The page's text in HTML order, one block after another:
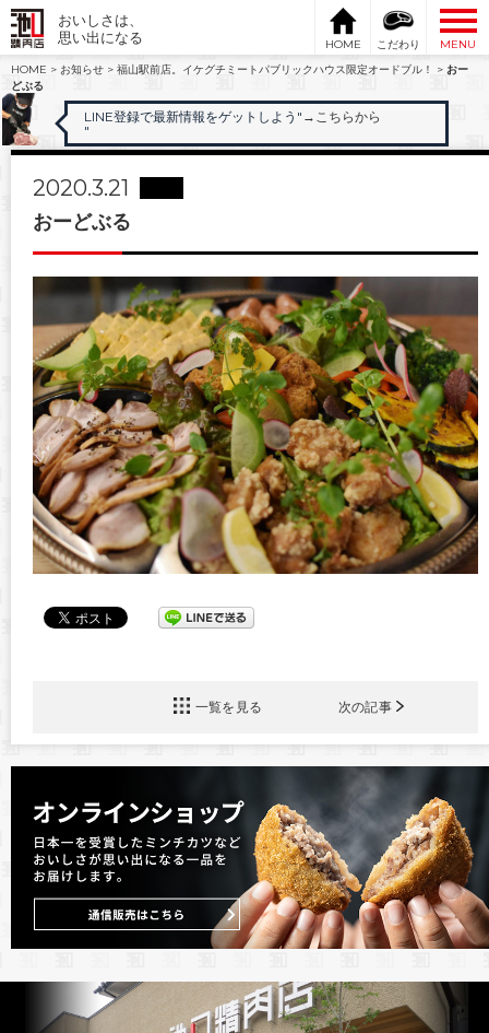
おいしさは、
思い出になる
HOME こだわり
MENU
HOME > お知らせ > 福山駅前店。イケグチミートパブリックハウス限定オードブル！ > おー
どぶる
LINE登録で最新情報をゲットしよう" →こちらから
"
2020.3.21
おーどぶる
一覧を見る 次の記事